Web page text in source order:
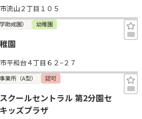
流山２丁目１０５
助成園） 幼稚園
園
平和台４丁目６２−２７
業所（A型） 認可
クールセントラル 第2分園セ
ッズプラザ